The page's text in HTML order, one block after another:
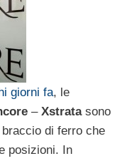
giorni fa, le
– Xstratasono
di ferro che
posizioni. In